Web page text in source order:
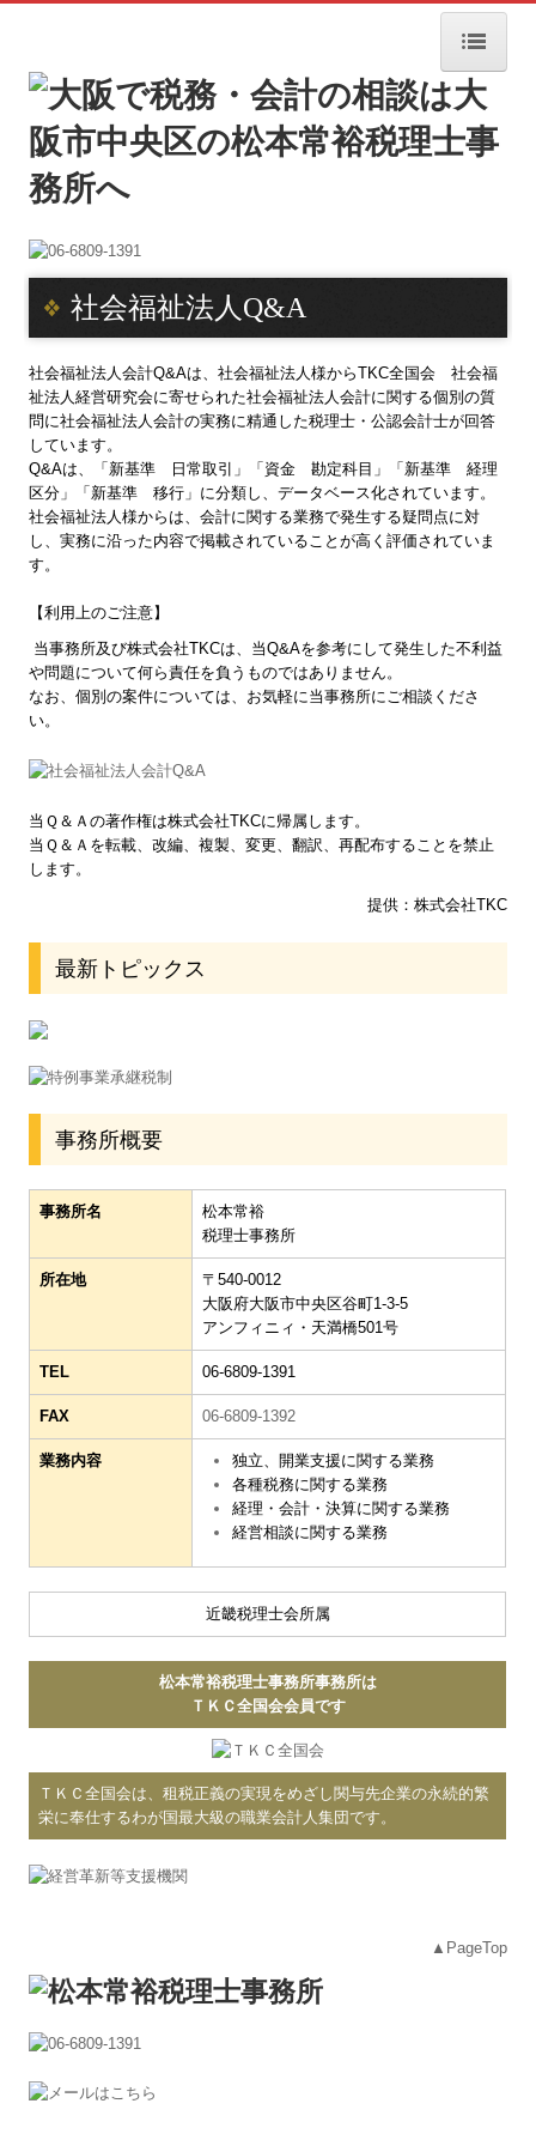
HOME
事務所案内
所長挨拶
サービス案内
サービス内容
料金案内
交通案内
経営者お役立ち情報
飲食店開業サポート
社会福祉法人会計Q&A
お役立ちコーナー
リンク集
お問合せ
最新トピックス
事務所概要
事務所名
松本常裕
税理士事務所
所在地
〒540-0012
大阪府大阪市中央区谷町1-3-5
アンフィニィ・天満橋501号
TEL 06-6809-1391
FAX 06-6809-1392
業務内容
独立、開業支援に関する業務
各種税務に関する業務
経理・会計・決算に関する業務
経営相談に関する業務
近畿税理士会所属
松本常裕税理士事務所事務所は
ＴＫＣ全国会会員です
ＴＫＣ全国会は、租税正義の実現をめざし関与先企業の永続的繁
栄に奉仕するわが国最大級の職業会計人集団です。
社会福祉法人Q&A
社会福祉法人会計Q&Aは、社会福祉法人様からTKC全国会 社会福
祉法人経営研究会に寄せられた社会福祉法人会計に関する個別の質
問に社会福祉法人会計の実務に精通した税理士・公認会計士が回答
しています。
Q&Aは、「新基準 日常取引」「資金 勘定科目」「新基準 経理
区分」「新基準 移行」に分類し、データベース化されています。
社会福祉法人様からは、会計に関する業務で発生する疑問点に対
し、実務に沿った内容で掲載されていることが高く評価されていま
す。
【利用上のご注意】
当事務所及び株式会社TKCは、当Q&Aを参考にして発生した不利益
や問題について何ら責任を負うものではありません。
なお、個別の案件については、お気軽に当事務所にご相談くださ
い。
当Ｑ＆Ａの著作権は株式会社TKCに帰属します。
当Ｑ＆Ａを転載、改編、複製、変更、翻訳、再配布することを禁止
します。
提供：株式会社TKC
▲PageTop